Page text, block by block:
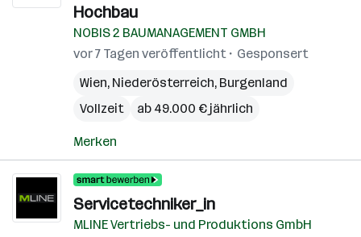
Hochbau
NOBIS 2 BAUMANAGEMENT GMBH
vor 7 Tagen veröffentlicht
Gesponsert
Wien, Niederösterreich, Burgenland
Vollzeit
ab 49.000 € jährlich
Merken
Servicetechniker_in
MLINE Vertriebs- und Produktions GmbH